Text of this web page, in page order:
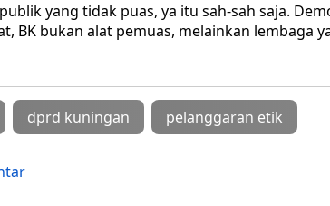
yang tidak puas, ya itu sah-sah saja.
BK bukan alat pemuas, melainkan lembaga
dprd kuningan pelanggaran etik